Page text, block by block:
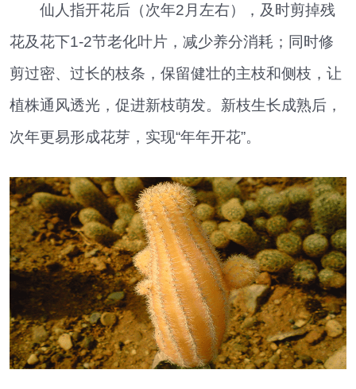
仙人指开花后（次年2月左右），及时剪掉残
花及花下1-2节老化叶片，减少养分消耗；同时修
剪过密、过长的枝条，保留健壮的主枝和侧枝，让
植株通风透光，促进新枝萌发。新枝生长成熟后，
次年更易形成花芽，实现“年年开花”。